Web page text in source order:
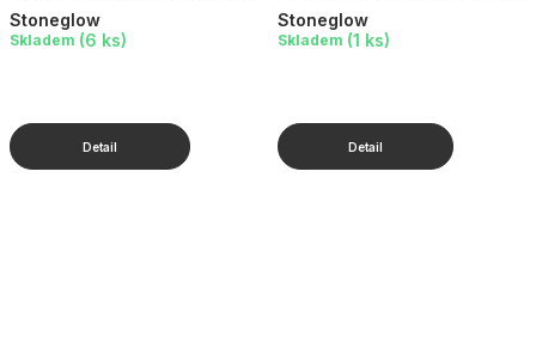
210 ml
Stoneglow
Skladem (6 ks)
aromalampy, 15 ml
Stoneglow
Skladem (1 ks)